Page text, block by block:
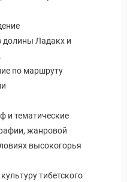
долины Ладакх и
по маршруту
и тематические
жанровой
высокогорья
тибетского